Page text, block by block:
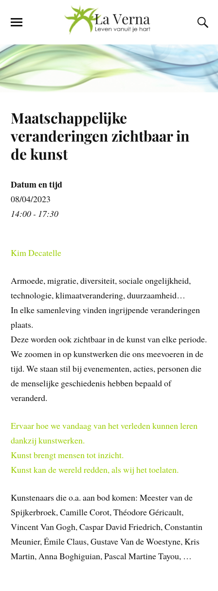
Maatschappelijke
veranderingen zichtbaar in
de kunst
Datum en tijd
08/04/2023
14:00 - 17:30
Kim Decatelle
Armoede, migratie, diversiteit, sociale ongelijkheid,
technologie, klimaatverandering, duurzaamheid…
In elke samenleving vinden ingrijpende veranderingen
plaats.
Deze worden ook zichtbaar in de kunst van elke periode.
We zoomen in op kunstwerken die ons meevoeren in de
tijd. We staan stil bij evenementen, acties, personen die
de menselijke geschiedenis hebben bepaald of
veranderd.
Ervaar hoe we vandaag van het verleden kunnen leren
dankzij kunstwerken.
Kunst brengt mensen tot inzicht.
Kunst kan de wereld redden, als wij het toelaten.
Kunstenaars die o.a. aan bod komen: Meester van de
Spijkerbroek, Camille Corot, Théodore Géricault,
Vincent Van Gogh, Caspar David Friedrich, Constantin
Meunier, Émile Claus, Gustave Van de Woestyne, Kris
Martin, Anna Boghiguian, Pascal Martine Tayou, …